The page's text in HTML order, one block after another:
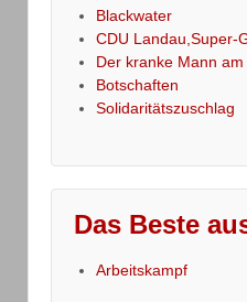
Blackwater
CDU Landau,Super-
Der kranke Mann
Botschaften
Solidaritätszuschlag
Das Beste
Arbeitskampf